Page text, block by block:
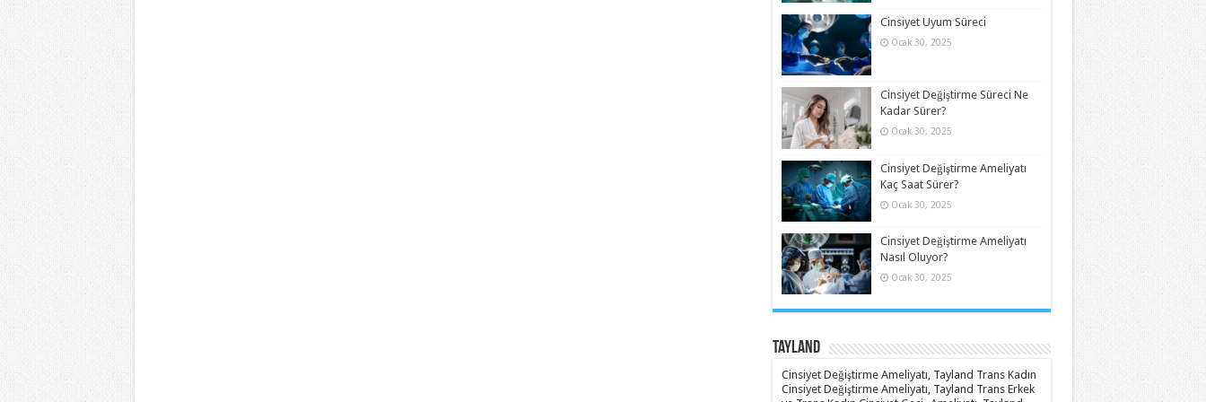
Cinsiyet Uyum Süreci
Ocak 30, 2025
Cinsiyet Değiştirme Süreci Ne
Kadar Sürer?
Ocak 30, 2025
Cinsiyet Değiştirme Ameliyatı
Kaç Saat Sürer?
Ocak 30, 2025
Cinsiyet Değiştirme Ameliyatı
Nasıl Oluyor?
Ocak 30, 2025
Tayland
Cinsiyet Değiştirme Ameliyatı, Tayland Trans Kadın
Cinsiyet Değiştirme Ameliyatı, Tayland Trans Erkek